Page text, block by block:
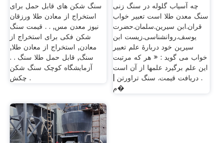
سنگ شکن های قابل حمل برای
استخراج از معادن طلا ورزقان
نیوز معدن مس, . . قیمت سنگ
شکن فکی برای استخراج از
معادن, استخراج از معادن طلا,
سنگ, قابل حمل طلا سنگ . .
آزمایشگاه کوچک سنگ شکن
چکش .
چه آسیاب گلوله در سنگ زنی
سنگ معدن طلا است تعبیر خواب
قران.ابن سیرین.سلمان.حضرت
یوسف.روانشناسی.زیست ابن
سیرین خود دربارۀ علم تعبیر
خواب می گوید : « هر که مرتبت
این علم برگیرد علمها از آن است
. دریافت قیمت. سنگ تراورتن |
م�